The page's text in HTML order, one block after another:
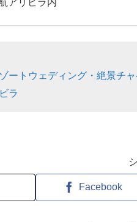
ートウェディング・絶景チ
ラ
Facebook